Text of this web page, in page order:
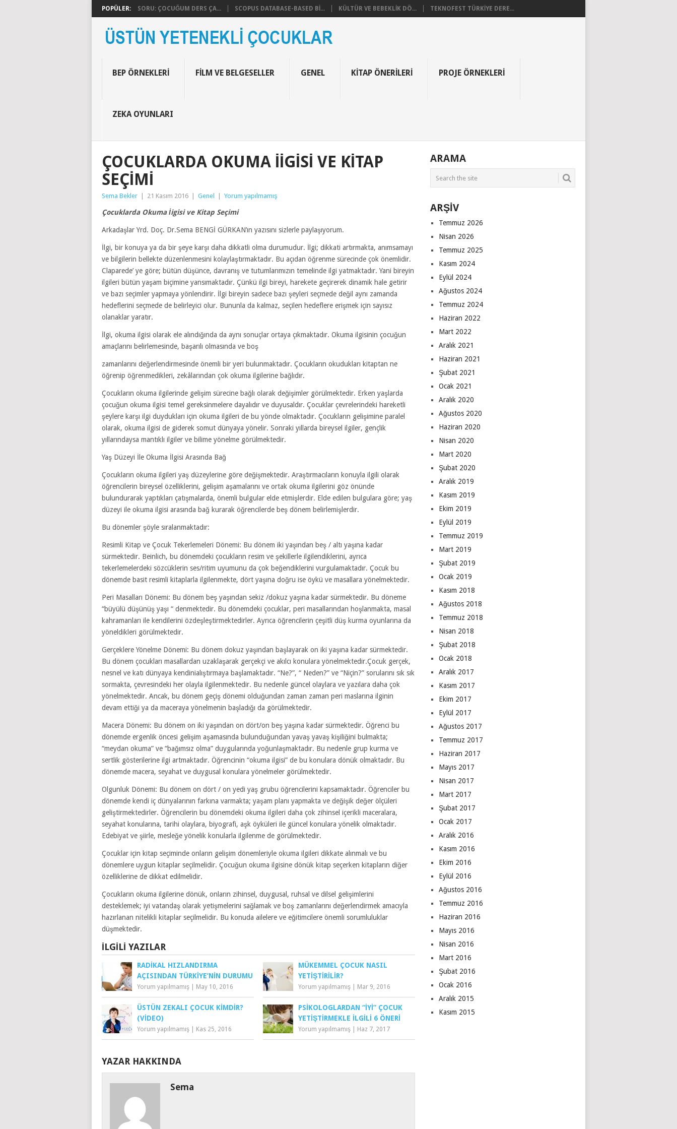
POPÜLER: SORU: ÇOCUĞUM DERS ÇA... SCOPUS DATABASE-BASED BI... KÜLTÜR VE BEBEKLIK DÖ... TEKNOFEST TÜRKİYE DERE...
BEP ÖRNEKLERI FILM VE BELGESELLER GENEL KITAP ÖNERILERI PROJE ÖRNEKLERI
ZEKA OYUNLARI
ÇOCUKLARDA OKUMA İIGISI VE KITAP
SEÇIMI
Sema Bekler 21 Kasım 2016 Genel Yorum yapılmamış
Çocuklarda Okuma İigisi ve Kitap Seçimi
Arkadaşlar Yrd. Doç. Dr.Sema BENGİ GÜRKAN’ın yazısını sizlerle paylaşıyorum.
İlgi, bir konuya ya da bir şeye karşı daha dikkatli olma durumudur. İlgi; dikkati artırmakta, anımsamayı
ve bilgilerin bellekte düzenlenmesini kolaylaştırmaktadır. Bu açıdan öğrenme sürecinde çok önemlidir.
Claparede’ ye göre; bütün düşünce, davranış ve tutumlarımızın temelinde ilgi yatmaktadır. Yani bireyin
ilgileri bütün yaşam biçimine yansımaktadır. Çünkü ilgi bireyi, harekete geçirerek dinamik hale getirir
ve bazı seçimler yapmaya yönlendirir. İlgi bireyin sadece bazı şeyleri seçmede değil aynı zamanda
hedeflerini seçmede de belirleyici olur. Bununla da kalmaz, seçilen hedeflere erişmek için sayısız
olanaklar yaratır.
İlgi, okuma ilgisi olarak ele alındığında da aynı sonuçlar ortaya çıkmaktadır. Okuma ilgisinin çocuğun
amaçlarını belirlemesinde, başarılı olmasında ve boş
zamanlarını değerlendirmesinde önemli bir yeri bulunmaktadır. Çocukların okudukları kitaptan ne
öğrenip öğrenmedikleri, zekâlarından çok okuma ilgilerine bağlıdır.
Çocukların okuma ilgilerinde gelişim sürecine bağlı olarak değişimler görülmektedir. Erken yaşlarda
çocuğun okuma ilgisi temel gereksinmelere dayalıdır ve duyusaldır. Çocuklar çevrelerindeki hareketli
şeylere karşı ilgi duydukları için okuma ilgileri de bu yönde olmaktadır. Çocukların gelişimine paralel
olarak, okuma ilgisi de giderek somut dünyaya yönelir. Sonraki yıllarda bireysel ilgiler, gençlik
yıllarındaysa mantıklı ilgiler ve bilime yönelme görülmektedir.
Yaş Düzeyi İle Okuma İlgisi Arasında Bağ
Çocukların okuma ilgileri yaş düzeylerine göre değişmektedir. Araştırmacıların konuyla ilgili olarak
öğrencilerin bireysel özelliklerini, gelişim aşamalarını ve ortak okuma ilgilerini göz önünde
bulundurarak yaptıkları çatışmalarda, önemli bulgular elde etmişlerdir. Elde edilen bulgulara göre; yaş
düzeyi ile okuma ilgisi arasında bağ kurarak öğrencilerde beş dönem belirlemişlerdir.
Bu dönemler şöyle sıralanmaktadır:
Resimli Kitap ve Çocuk Tekerlemeleri Dönemi: Bu dönem iki yaşından beş / altı yaşına kadar
sürmektedir. Beinlich, bu dönemdeki çocukların resim ve şekillerle ilgilendiklerini, ayrıca
tekerlemelerdeki sözcüklerin ses/ritim uyumunu da çok beğendiklerini vurgulamaktadır. Çocuk bu
dönemde basit resimli kitaplarla ilgilenmekte, dört yaşına doğru ise öykü ve masallara yönelmektedir.
Peri Masalları Dönemi: Bu dönem beş yaşından sekiz /dokuz yaşına kadar sürmektedir. Bu döneme
“büyülü düşünüş yaşı “ denmektedir. Bu dönemdeki çocuklar, peri masallarından hoşlanmakta, masal
kahramanları ile kendilerini özdeşleştirmektedirler. Ayrıca öğrencilerin çeşitli düş kurma oyunlarına da
yöneldikleri görülmektedir.
Gerçeklere Yönelme Dönemi: Bu dönem dokuz yaşından başlayarak on iki yaşına kadar sürmektedir.
Bu dönem çocukları masallardan uzaklaşarak gerçekçi ve akılcı konulara yönelmektedir.Çocuk gerçek,
nesnel ve katı dünyaya kendinialıştırmaya başlamaktadır. “Ne?”, “ Neden?” ve “Niçin?” sorularını sık sık
sormakta, çevresindeki her olayla ilgilenmektedir. Bu nedenle güncel olaylara ve yazılara daha çok
yönelmektedir. Ancak, bu dönem geçiş dönemi olduğundan zaman zaman peri maslarına ilginin
devam ettiği ya da maceraya yönelmenin başladığı da görülmektedir.
Macera Dönemi: Bu dönem on iki yaşından on dört/on beş yaşına kadar sürmektedir. Öğrenci bu
dönemde ergenlik öncesi gelişim aşamasında bulunduğundan yavaş yavaş kişiliğini bulmakta;
“meydan okuma” ve “bağımsız olma” duygularında yoğunlaşmaktadır. Bu nedenle grup kurma ve
sertlik gösterilerine ilgi artmaktadır. Öğrencinin “okuma ilgisi” de bu konulara dönük olmaktadır. Bu
dönemde macera, seyahat ve duygusal konulara yönelmeler görülmektedir.
Olgunluk Dönemi: Bu dönem on dört / on yedi yaş grubu öğrencilerini kapsamaktadır. Öğrenciler bu
dönemde kendi iç dünyalarının farkına varmakta; yaşam planı yapmakta ve değişik değer ölçüleri
geliştirmektedirler. Öğrencilerin bu dönemdeki okuma ilgileri daha çok zihinsel içerikli maceralara,
seyahat konularına, tarihi olaylara, biyografi, aşk öyküleri ile güncel konulara yönelik olmaktadır.
Edebiyat ve şiirle, mesleğe yönelik konularla ilgilenme de görülmektedir.
Çocuklar için kitap seçiminde onların gelişim dönemleriyle okuma ilgileri dikkate alınmalı ve bu
dönemlere uygun kitaplar seçilmelidir. Çocuğun okuma ilgisine dönük kitap seçerken kitapların diğer
özelliklerine de dikkat edilmelidir.
Çocukların okuma ilgilerine dönük, onların zihinsel, duygusal, ruhsal ve dilsel gelişimlerini
desteklemek; iyi vatandaş olarak yetişmelerini sağlamak ve boş zamanlarını değerlendirmek amacıyla
hazırlanan nitelikli kitaplar seçilmelidir. Bu konuda ailelere ve eğitimcilere önemli sorumluluklar
düşmektedir.
İLGILI YAZILAR
RADIKAL HIZLANDIRMA
AÇISINDAN TÜRKIYE’NIN DURUMU
Yorum yapılmamış May 10, 2016
MÜKEMMEL ÇOCUK NASIL
YETIŞTIRILIR?
Yorum yapılmamış Mar 9, 2016
ÜSTÜN ZEKALI ÇOCUK KIMDIR?
(VIDEO)
Yorum yapılmamış Kas 25, 2016
PSIKOLOGLARDAN “İYI” ÇOCUK
YETIŞTIRMEKLE İLGILI 6 ÖNERI
Yorum yapılmamış Haz 7, 2017
YAZAR HAKKINDA
Sema
ARAMA
ARŞİV
Temmuz 2026
Nisan 2026
Temmuz 2025
Kasım 2024
Eylül 2024
Ağustos 2024
Temmuz 2024
Haziran 2022
Mart 2022
Aralık 2021
Haziran 2021
Şubat 2021
Ocak 2021
Aralık 2020
Ağustos 2020
Haziran 2020
Nisan 2020
Mart 2020
Şubat 2020
Aralık 2019
Kasım 2019
Ekim 2019
Eylül 2019
Temmuz 2019
Mart 2019
Şubat 2019
Ocak 2019
Kasım 2018
Ağustos 2018
Temmuz 2018
Nisan 2018
Şubat 2018
Ocak 2018
Aralık 2017
Kasım 2017
Ekim 2017
Eylül 2017
Ağustos 2017
Temmuz 2017
Haziran 2017
Mayıs 2017
Nisan 2017
Mart 2017
Şubat 2017
Ocak 2017
Aralık 2016
Kasım 2016
Ekim 2016
Eylül 2016
Ağustos 2016
Temmuz 2016
Haziran 2016
Mayıs 2016
Nisan 2016
Mart 2016
Şubat 2016
Ocak 2016
Aralık 2015
Kasım 2015